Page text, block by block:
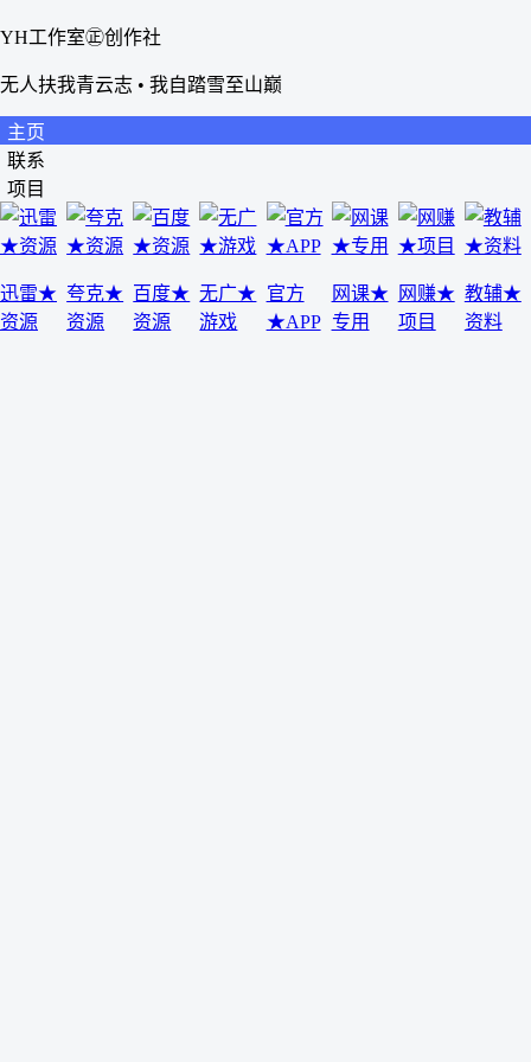
YH工作室㊣创作社
无人扶我青云志 • 我自踏雪至山巅
主页
联系
项目
迅雷★
资源
夸克★
资源
百度★
资源
无广★
游戏
官方
★APP
网课★
专用
网赚★
项目
教辅★
资料